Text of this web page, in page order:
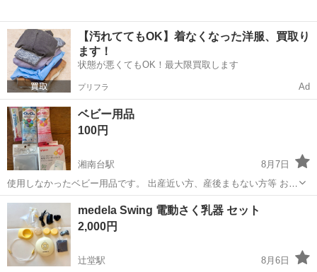
【汚れててもOK】着なくなった洋服、買取り
ます！
状態が悪くてもOK！最大限買取します
プリフラ Ad
ベビー用品
100円
湘南台駅
8月7日
使用しなかったベビー用品です。 出産近い方、産後まもない方等 お譲
りします。 湘南台付近でお引き取りできる方のみ
神奈川 藤沢市 ベビー用品 用品
medela Swing 電動さく乳器 セット
2,000円
辻堂駅
8月6日